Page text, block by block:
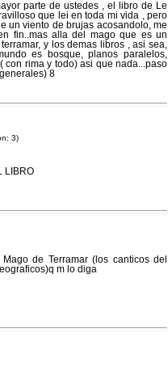
parte de ustedes , el libro de Le
que lei en toda mi vida , pero
un viento de brujas acosandolo, me
fin..mas alla del mago que es un
y los demas libros , asi sea,
es bosque, planos paralelos,
con rima y todo) asi que nada...paso
8
3)
LIBRO
de Terramar (los canticos del
m lo diga